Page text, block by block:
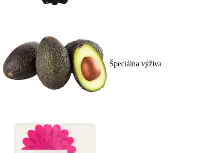
Špeciálna výživa